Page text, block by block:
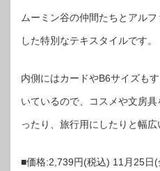
ムーミン谷の仲間たちとアル
した特別なテキスタイルです。
内側にはカードやB6サイズも
いているので、コスメや文房
ったり、旅行用にしたりと幅
■価格:2,739円(税込) 11月25日(